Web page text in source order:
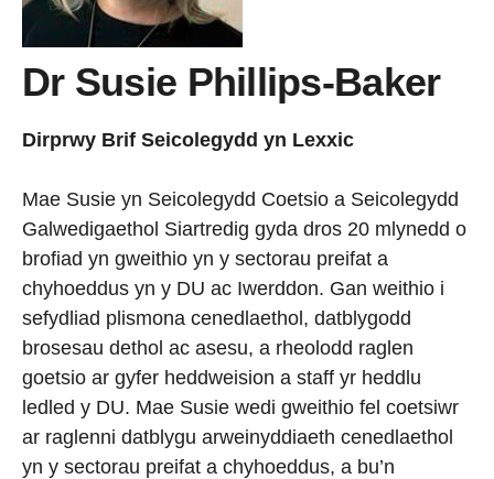
Dr Susie Phillips-Baker
Dirprwy Brif Seicolegydd yn Lexxic
Mae Susie yn Seicolegydd Coetsio a Seicolegydd
Galwedigaethol Siartredig gyda dros 20 mlynedd o
brofiad yn gweithio yn y sectorau preifat a
chyhoeddus yn y DU ac Iwerddon. Gan weithio i
sefydliad plismona cenedlaethol, datblygodd
brosesau dethol ac asesu, a rheolodd raglen
goetsio ar gyfer heddweision a staff yr heddlu
ledled y DU. Mae Susie wedi gweithio fel coetsiwr
ar raglenni datblygu arweinyddiaeth cenedlaethol
yn y sectorau preifat a chyhoeddus, a bu’n